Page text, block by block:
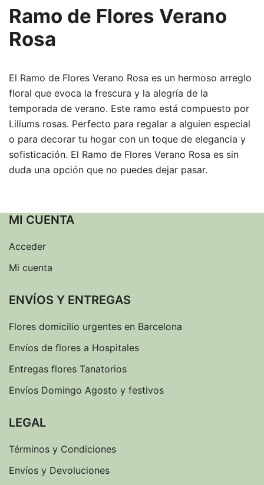
Ramo de Flores Verano
Rosa
El Ramo de Flores Verano Rosa es un hermoso arreglo
floral que evoca la frescura y la alegría de la
temporada de verano. Este ramo está compuesto por
Liliums rosas. Perfecto para regalar a alguien especial
o para decorar tu hogar con un toque de elegancia y
sofisticación. El Ramo de Flores Verano Rosa es sin
duda una opción que no puedes dejar pasar.
MI CUENTA
Acceder
Mi cuenta
ENVÍOS Y ENTREGAS
Flores domicilio urgentes en Barcelona
Envíos de flores a Hospitales
Entregas flores Tanatorios
Envíos Domingo Agosto y festivos
LEGAL
Términos y Condiciones
Envíos y Devoluciones